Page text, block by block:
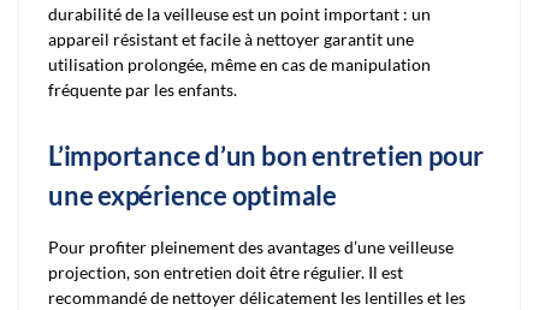
durabilité de la veilleuse est un point important : un
appareil résistant et facile à nettoyer garantit une
utilisation prolongée, même en cas de manipulation
fréquente par les enfants.
L’importance d’un bon entretien pour
une expérience optimale
Pour profiter pleinement des avantages d’une veilleuse
projection, son entretien doit être régulier. Il est
recommandé de nettoyer délicatement les lentilles et les